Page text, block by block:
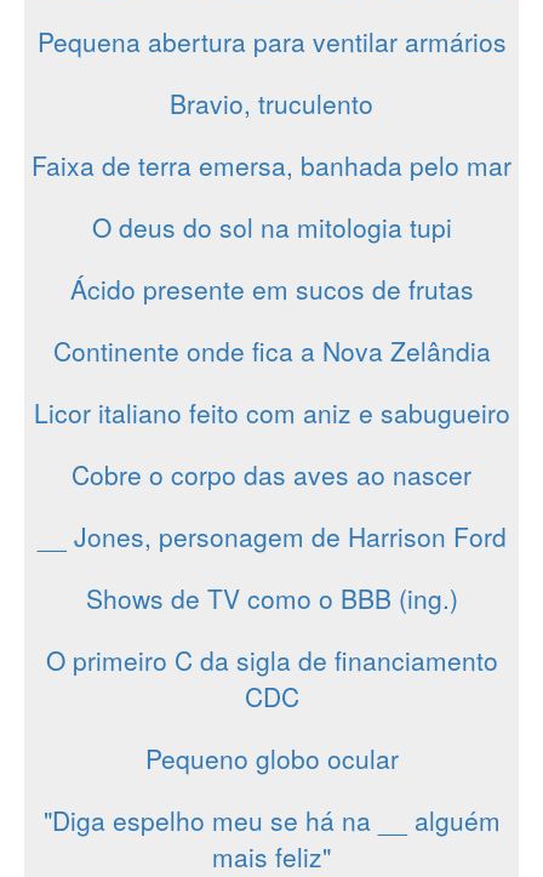
Pequena abertura para ventilar armários
Bravio, truculento
Faixa de terra emersa, banhada pelo mar
O deus do sol na mitologia tupi
Ácido presente em sucos de frutas
Continente onde fica a Nova Zelândia
Licor italiano feito com aniz e sabugueiro
Cobre o corpo das aves ao nascer
__ Jones, personagem de Harrison Ford
Shows de TV como o BBB (ing.)
O primeiro C da sigla de financiamento
CDC
Pequeno globo ocular
"Diga espelho meu se há na __ alguém
mais feliz"